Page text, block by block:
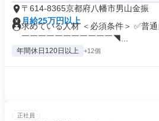
〒614-8365京都府八幡市男山金振
月給25万円以上
求めている人材 ＜必須条件＞ ✅普
￣￣￣￣￣￣￣￣￣￣￣◥...
年間休日120日以上 +12個
正社員